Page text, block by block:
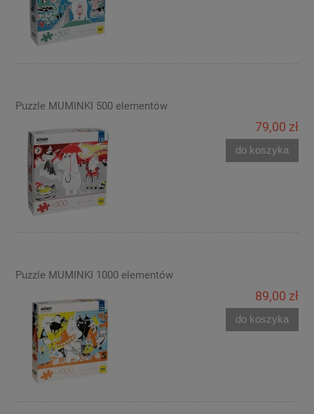
Puzzle MUMINKI 500 elementów
79,00 zł
do koszyka
Puzzle MUMINKI 1000 elementów
89,00 zł
do koszyka